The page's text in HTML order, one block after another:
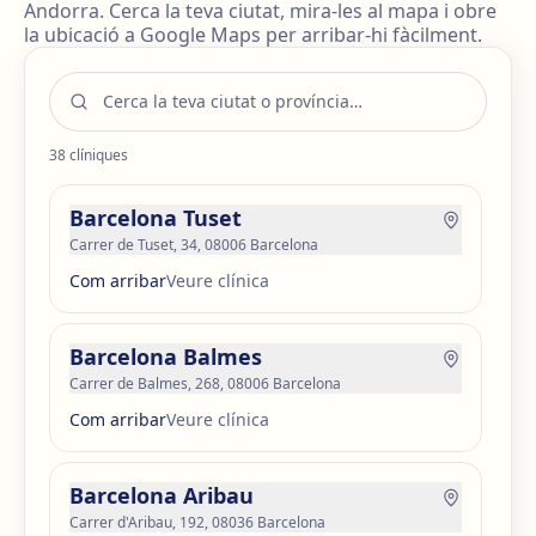
Andorra. Cerca la teva ciutat, mira-les al mapa i obre
la ubicació a Google Maps per arribar-hi fàcilment.
38clíniques
Barcelona Tuset
Carrer de Tuset, 34, 08006 Barcelona
Com arribarVeure clínica
Barcelona Balmes
Carrer de Balmes, 268, 08006 Barcelona
Com arribarVeure clínica
Barcelona Aribau
Carrer d'Aribau, 192, 08036 Barcelona